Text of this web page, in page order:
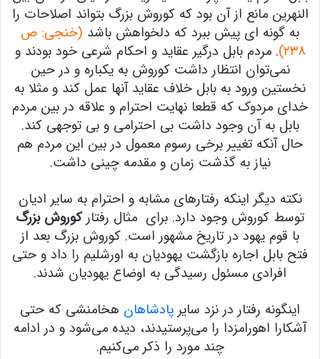
النهرین مانع از آن بود که کوروش بزرگ بتواند اصلاحات را
به گونه ای پیش ببرد که دلخواهش باشد (خنجی: ص
۲۳۸) . مردم بابل درگیر عقاید و احکام شرعی خود بودند و
نمی‌توان انتظار داشت کوروش به یکباره و در حین
نخستین ورود به بابل خلاف عقاید آنها عمل کند و مثلا به
خدای مردوک که قطعا نهایت احترام و علاقه در بین مردم
بابل به آن وجود داشت بی احترامی و بی توجهی کند.
حال آنکه تغییر برخی رسوم معمول در بین این مردم هم
نیاز به گذشت زمان و مقدمه چینی داشت.
نکته دیگر اینکه رفتارهای مشابه و احترام به سایر ادیان
توسط کوروش وجود دارد. برای مثال رفتارکوروش بزرگ
با قوم یهود در تاریخ مشهور است. کوروش بزرگ بعد از
فتح بابل اجاره بازگشت یهودیان به اورشلیم را داد و حتی
افرادی مسئول رسیدگی به اوضاع یهودیان شدند.
اینگونه رفتار در نزد سایر پادشاهان هخامنشی که حتی
آشکارا اهورامزدا را می‌پرستیدند، دیده می‌شود و در ادامه
چند مورد را ذکر می‌کنیم.